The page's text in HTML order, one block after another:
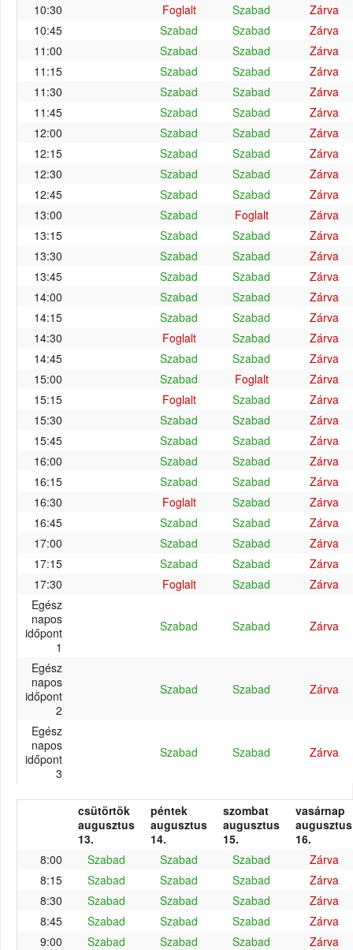
10:30
Foglalt Szabad
Zárva
10:45
Szabad Szabad
Zárva
11:00
Szabad Szabad
Zárva
11:15
Szabad Szabad
Zárva
11:30
Szabad Szabad
Zárva
11:45
Szabad Szabad
Zárva
12:00
Szabad Szabad
Zárva
12:15
Szabad Szabad
Zárva
12:30
Szabad Szabad
Zárva
12:45
Szabad Szabad
Zárva
13:00
Szabad Foglalt
Zárva
13:15
Szabad Szabad
Zárva
13:30
Szabad Szabad
Zárva
13:45
Szabad Szabad
Zárva
14:00
Szabad Szabad
Zárva
14:15
Szabad Szabad
Zárva
14:30
Foglalt Szabad
Zárva
14:45
Szabad Szabad
Zárva
15:00
Szabad Foglalt
Zárva
15:15
Foglalt Szabad
Zárva
15:30
Szabad Szabad
Zárva
15:45
Szabad Szabad
Zárva
16:00
Szabad Szabad
Zárva
16:15
Szabad Szabad
Zárva
16:30
Foglalt Szabad
Zárva
16:45
Szabad Szabad
Zárva
17:00
Szabad Szabad
Zárva
17:15
Szabad Szabad
Zárva
17:30
Foglalt Szabad
Zárva
Egész
napos
időpont
1
Szabad Szabad Zárva
Egész
napos
időpont
2
Szabad Szabad Zárva
Egész
napos
időpont
3
Szabad Szabad Zárva
csütörtök
augusztus
13.
péntek
augusztus
14.
szombat
augusztus
15.
vasárnap
augusztus
16.
8:00
Szabad Szabad Szabad
Zárva
8:15
Szabad Szabad Szabad
Zárva
8:30
Szabad Szabad Szabad
Zárva
8:45
Szabad Szabad Szabad
Zárva
9:00
Szabad Szabad Szabad
Zárva